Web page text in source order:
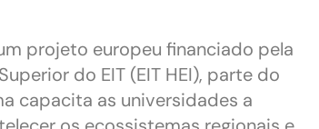
projeto europeu financiado pela
do EIT (EIT HEI), parte do
capacita as universidades a